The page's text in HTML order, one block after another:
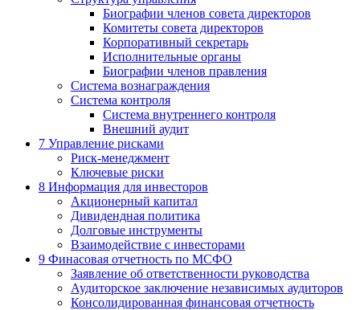
Биографии членов совета директоров
Комитеты совета директоров
Корпоративный секретарь
Исполнительные органы
Биографии членов правления
Система вознаграждения
Система контроля
Система внутреннего контроля
Внешний аудит
7 Управление рисками
Риск-менеджмент
Ключевые риски
8 Информация для инвесторов
Акционерный капитал
Дивидендная политика
Долговые инструменты
Взаимодействие с инвеcторами
9 Финасовая отчетность по МСФО
Заявление об ответственности руководства
Аудиторское заключение независимых аудиторов
Консолидированная финансовая отчетность